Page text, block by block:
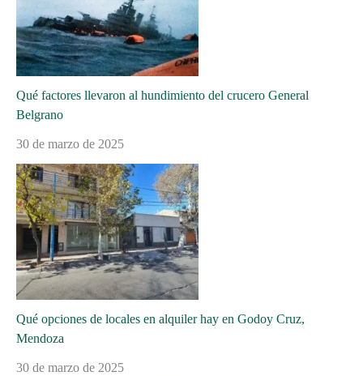
Qué factores llevaron al hundimiento del crucero General
Belgrano
30 de marzo de 2025
Qué opciones de locales en alquiler hay en Godoy Cruz,
Mendoza
30 de marzo de 2025